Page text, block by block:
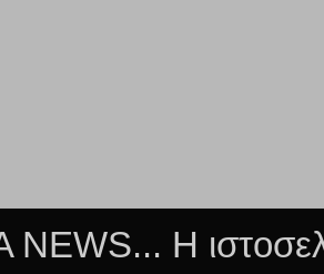
NEWS... Η